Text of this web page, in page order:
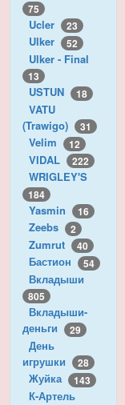
75
Ucler 23
Ulker 52
Ulker - Final
13
USTUN 18
VATU
(Trawigo)
31
Velim 12
VIDAL 222
WRIGLEY'S
184
Yasmin 16
Zeebs 2
Zumrut 40
Бастион 54
Вкладыши
805
Вкладыши-
деньги
29
День
игрушки
28
Жуйка 143
К-Артель